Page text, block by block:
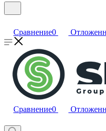
Сравнение0
Сравнение0